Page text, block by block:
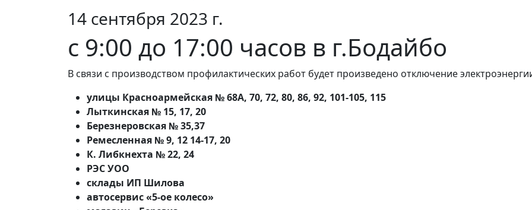
14 сентября 2023 г.
с 9:00 до 17:00 часов в г.Бодайбо
В связи с производством профилактических работ будет произведено отключение
улицы Красноармейская № 68А, 70, 72, 80, 86, 92, 101-105, 115
Лыткинская № 15, 17, 20
Березнеровская № 35,37
Ремесленная № 9, 12 14-17, 20
К. Либкнехта № 22, 24
РЭС УОО
склады ИП Шилова
автосервис «5-ое колесо»